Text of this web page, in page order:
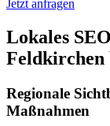
Jetzt anfragen
Lokales
Feldkirchen
Regionale
Maßnahmen